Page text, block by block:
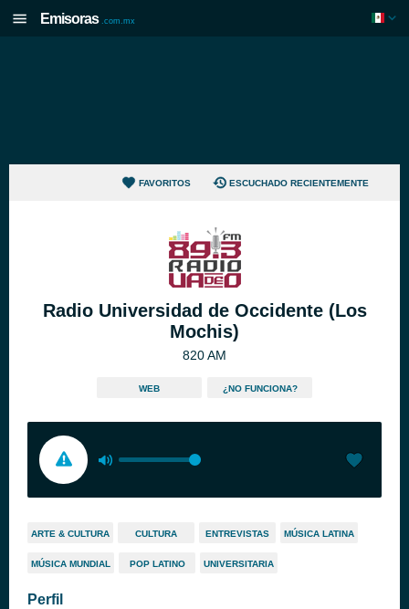
Emisoras .com.mx
FAVORITOS ESCUCHADO RECIENTEMENTE
Radio Universidad de Occidente (Los
Mochis)
820 AM
WEB ¿NO FUNCIONA?
ARTE & CULTURA CULTURA ENTREVISTAS MÚSICA LATINA
MÚSICA MUNDIAL POP LATINO UNIVERSITARIA
Perfil